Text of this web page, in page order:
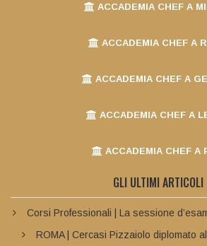
ACCADEMIA CHEF A
ACCADEMIA CHEF A
ACCADEMIA CHEF A
ACCADEMIA CHEF A
ACCADEMIA CHEF A
GLI ULTIMI ARTICOLI
Corsi Professionali | La sessione
ROMA | Cercasi Pizzaiolo diplomato